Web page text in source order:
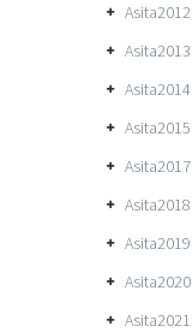
Asita2012
Asita2013
Asita2014
Asita2015
Asita2017
Asita2018
Asita2019
Asita2020
Asita2021